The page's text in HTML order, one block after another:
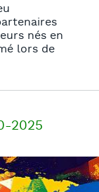
nés en
lors de
2025